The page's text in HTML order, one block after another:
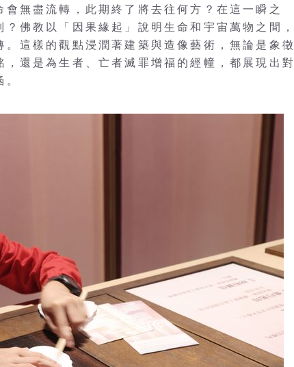
會無盡流轉，此期終了將去往何方？在這一瞬之
佛教以「因果緣起」說明生命和宇宙萬物之間，
這樣的觀點浸潤著建築與造像藝術，無論是象徵
還是為生者、亡者滅罪增福的經幢，都展現出對